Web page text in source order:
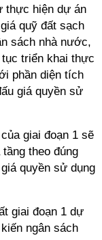
thực hiện dự án
quỹ đất sạch
sách nhà nước,
triển khai thực
phần diện tích
giá quyền sử
giai đoạn 1 sẽ
theo đúng
quyền sử dụng
giai đoạn 1 dự
ngân sách